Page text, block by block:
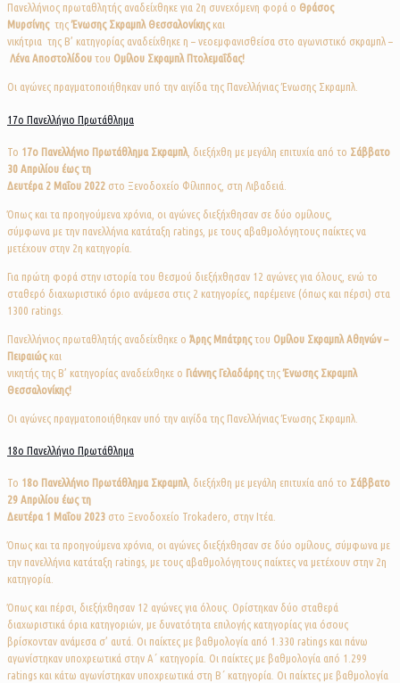
Πανελλήνιος πρωταθλητής αναδείχθηκε για 2η συνεχόμενη φορά ο Θράσος
ΜυρσίνηςτηςΈνωσης Σκραμπλ Θεσσαλονίκης και
νικήτρια της Β’ κατηγορίας αναδείχθηκε η – νεοεμφανισθείσα στο αγωνιστικό σκραμπλ –
Λένα Αποστολίδου του Ομίλου Σκραμπλ Πτολεμαΐδας!
Οι αγώνες πραγματοποιήθηκαν υπό την αιγίδα της Πανελλήνιας Ένωσης Σκραμπλ.
17ο Πανελλήνιο Πρωτάθλημα
Το 17o Πανελλήνιο Πρωτάθλημα Σκραμπλ , διεξήχθη με μεγάλη επιτυχία από το Σάββατο
30 Απριλίου έως τη
Δευτέρα 2 Μαΐου 2022 στο Ξενοδοχείο Φίλιππος, στη Λιβαδειά.
Όπως και τα προηγούμενα χρόνια, οι αγώνες διεξήχθησαν σε δύο ομίλους,
σύμφωνα με την πανελλήνια κατάταξη ratings, με τους αβαθμολόγητους παίκτες να
μετέχουν στην 2η κατηγορία.
Για πρώτη φορά στην ιστορία του θεσμού διεξήχθησαν 12 αγώνες για όλους, ενώ το
σταθερό διαχωριστικό όριο ανάμεσα στις 2 κατηγορίες, παρέμεινε (όπως και πέρσι) στα
1300 ratings.
Πανελλήνιος πρωταθλητής αναδείχθηκε ο Άρης Μπάτρηςτου Ομίλου Σκραμπλ Αθηνών –
Πειραιώς και
νικητής της Β’ κατηγορίας αναδείχθηκε ο Γιάννης ΓελαδάρηςτηςΈνωσης Σκραμπλ
Θεσσαλονίκης!
Οι αγώνες πραγματοποιήθηκαν υπό την αιγίδα της Πανελλήνιας Ένωσης Σκραμπλ.
18ο Πανελλήνιο Πρωτάθλημα
Το 18o Πανελλήνιο Πρωτάθλημα Σκραμπλ, διεξήχθη με μεγάλη επιτυχία από το Σάββατο
29 Απριλίου έως τη
Δευτέρα 1 Μαΐου 2023 στο Ξενοδοχείο Trokadero, στην Ιτέα.
Όπως και τα προηγούμενα χρόνια, οι αγώνες διεξήχθησαν σε δύο ομίλους, σύμφωνα με
την πανελλήνια κατάταξη ratings, με τους αβαθμολόγητους παίκτες να μετέχουν στην 2η
κατηγορία.
Όπως και πέρσι, διεξήχθησαν 12 αγώνες για όλους. Ορίστηκαν δύο σταθερά
διαχωριστικά όρια κατηγοριών, με δυνατότητα επιλογής κατηγορίας για όσους
βρίσκονταν ανάμεσα σ’ αυτά. Οι παίκτες με βαθμολογία από 1.330 ratings και πάνω
αγωνίστηκαν υποχρεωτικά στην Α΄ κατηγορία. Οι παίκτες με βαθμολογία από 1.299
ratings και κάτω αγωνίστηκαν υποχρεωτικά στη Β΄ κατηγορία. Οι παίκτες με βαθμολογία